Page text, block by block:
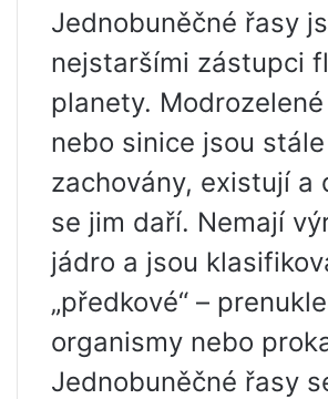
Jednobuněčné řasy
nejstaršími zástupci
planety.
nebo sinice jsou stále
zachovány, existují a
se jim daří. Nemají
jádro a jsou
„předkové“ –
organismy nebo
Jednobuněčné řasy